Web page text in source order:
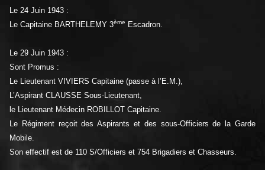
Le 24 Juin 1943 :
Le Capitaine BARTHELEMY 3ème Escadron.
Le 29 Juin 1943 :
Sont Promus :
Le Lieutenant VIVIERS Capitaine (passe à l’E.M.),
L’Aspirant CLAUSSE Sous-Lieutenant,
le Lieutenant Médecin ROBILLOT Capitaine.
Le Régiment reçoit des Aspirants et des sous-Officiers de la Garde
Mobile.
Son effectif est de 110 S/Officiers et 754 Brigadiers et Chasseurs.